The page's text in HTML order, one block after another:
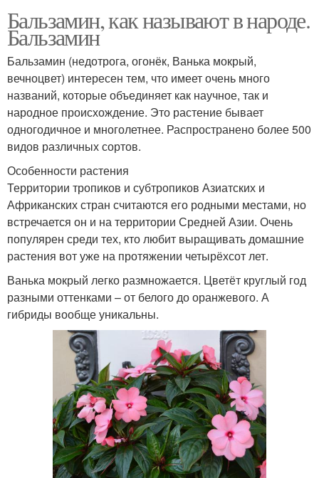
Бальзамин, как называют в народе.
Бальзамин
Бальзамин (недотрога, огонёк, Ванька мокрый,
вечноцвет) интересен тем, что имеет очень много
названий, которые объединяет как научное, так и
народное происхождение. Это растение бывает
одногодичное и многолетнее. Распространено более 500
видов различных сортов.
Особенности растения
Территории тропиков и субтропиков Азиатских и
Африканских стран считаются его родными местами, но
встречается он и на территории Средней Азии. Очень
популярен среди тех, кто любит выращивать домашние
растения вот уже на протяжении четырёхсот лет.
Ванька мокрый легко размножается. Цветёт круглый год
разными оттенками – от белого до оранжевого. А
гибриды вообще уникальны.